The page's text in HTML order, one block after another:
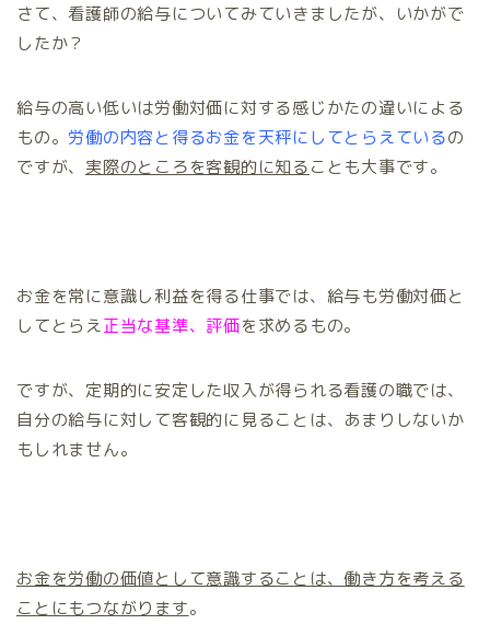
さて、看護師の給与についてみていきましたが、いかがで
したか？
給与の高い低いは労働対価に対する感じかたの違いによる
もの。 労働の内容と得るお金を天秤にしてとらえているの
ですが、 実際のところを客観的に知ることも大事です。
お金を常に意識し利益を得る仕事では、給与も労働対価と
してとらえ正当な基準、評価を求めるもの。
ですが、定期的に安定した収入が得られる看護の職では、
自分の給与に対して客観的に見ることは、あまりしないか
もしれません。
お金を労働の価値として意識することは、働き方を考える
ことにもつながります。